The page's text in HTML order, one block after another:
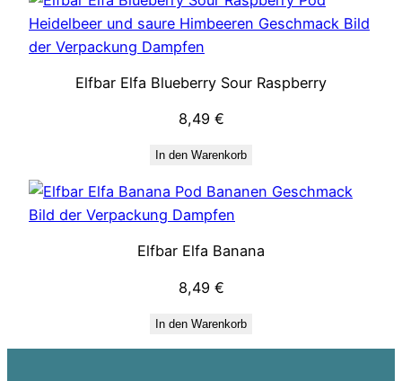
Elfbar Elfa Blueberry Sour Raspberry
8,49 €
In den Warenkorb
Elfbar Elfa Banana
8,49 €
In den Warenkorb